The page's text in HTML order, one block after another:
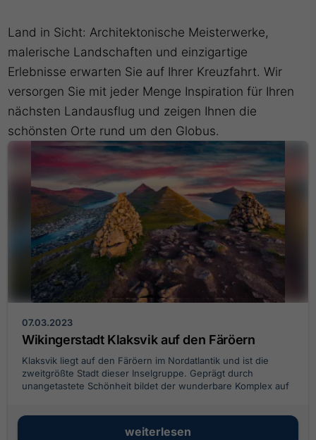
Land in Sicht: Architektonische Meisterwerke,
malerische Landschaften und einzigartige
Erlebnisse erwarten Sie auf Ihrer Kreuzfahrt. Wir
versorgen Sie mit jeder Menge Inspiration für Ihren
nächsten Landausflug und zeigen Ihnen die
schönsten Orte rund um den Globus.
07.03.2023
Wikingerstadt Klaksvik auf den Färöern
Klaksvik liegt auf den Färöern im Nordatlantik und ist die
zweitgrößte Stadt dieser Inselgruppe. Geprägt durch
unangetastete Schönheit bildet der wunderbare Komplex auf
weiterlesen